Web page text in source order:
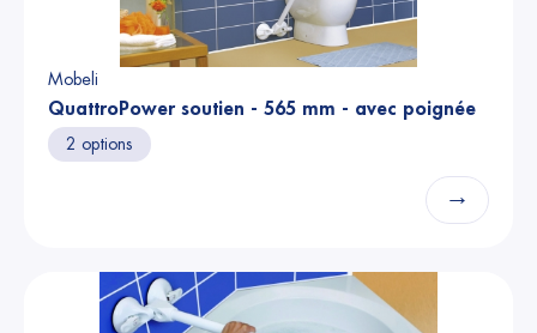
Mobeli
QuattroPower soutien - 565 mm - avec poignée
2 options
→